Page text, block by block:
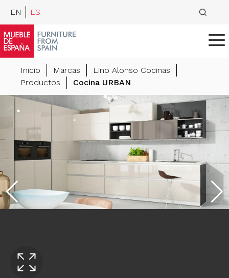
EN ES
Inicio Marcas
Lino Alonso Cocinas
Productos
Cocina URBAN